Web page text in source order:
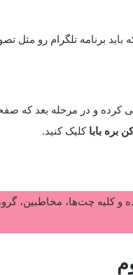
برنامه تلگرام رو مثل
کرده و در مرحله بعد که
بره بابا کلیک کنید.
کلیه چت‌ها، مخاطبین،